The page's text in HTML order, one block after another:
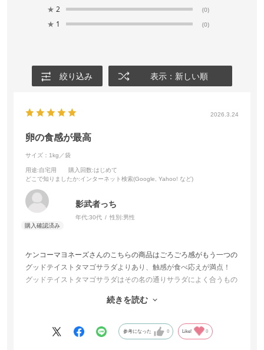
★ 2 (0)
★ 1 (0)
絞り込み 表示：新しい順
2026.3.24
卵の食感が最高
サイズ：1kg／袋
用途:自宅用 購入回数:はじめて
どこで知りましたか:インターネット検索(Google, Yahoo! など)
影武者っち
年代:30代 性別:男性
ケンコーマヨネーズさんのこちらの商品はごろごろ感がもう一つの
グッドテイストタマゴサラダよりあり、触感が食べ応えが満点！
グッドテイストタマゴサラダはその名の通りサラダによく合うもの
れて幸せです！
続きを読む
参考になった 0 Like! 0